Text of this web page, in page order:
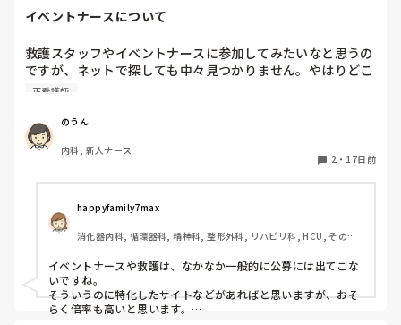
イベントナースについて
救護スタッフやイベントナースに参加してみたいなと思うの
ですが、ネットで探しても中々見つかりません。やはりどこ
かに登録して探すのでしょうか？ご経験ある方教えて頂きた
正看護師
のうん
内科, 新人ナース
2 ・ 17日前
happyfamily7max
消化器内科, 循環器科, 精神科, 整形外科, リハビリ科, HCU, その他
イベントナースや救護は、なかなか一般的に公募には出てこな
いですね。
そういうのに特化したサイトなどがあればと思いますが、おそ
らく倍率も高いと思います。